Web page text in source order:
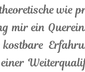
wie
mir ein